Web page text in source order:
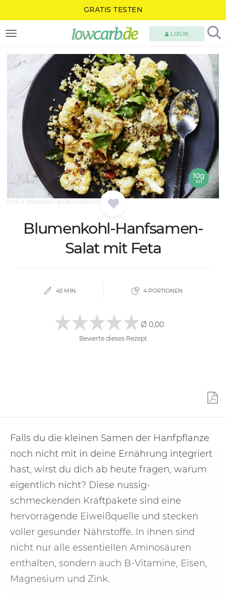
GRATIS TESTEN
TOGGLE NAVIGATION LOGIN
FOTO: © STOCKFOOD / BAUER SYNDICATION
10g
KH
Blu­men­kohl-Hanf­sa­men-
Sa­lat mit Feta
45 MIN. 4 PORTIONEN
Ø 0,00
Bewerte dieses Rezept
Falls du die kleinen Samen der Hanfpflanze
noch nicht mit in deine Ernährung integriert
hast, wirst du dich ab heute fragen, warum
eigentlich nicht? Diese nussig-
schmeckenden Kraftpakete sind eine
hervorragende Eiweißquelle und stecken
voller gesunder Nährstoffe. In ihnen sind
nicht nur alle essentiellen Aminosäuren
enthalten, sondern auch B-Vitamine, Eisen,
Magnesium und Zink.